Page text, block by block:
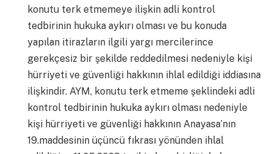
konutu terk etmemeye ilişkin adli kontrol
tedbirinin hukuka aykırı olması ve bu konuda
yapılan itirazların ilgili yargı mercilerince
gerekçesiz bir şekilde reddedilmesi nedeniyle kişi
hürriyeti ve güvenliği hakkının ihlal edildiği iddiasına
ilişkindir. AYM, konutu terk etmeme şeklindeki adli
kontrol tedbirinin hukuka aykırı olması nedeniyle
kişi hürriyeti ve güvenliği hakkının Anayasa’nın
19.maddesinin üçüncü fıkrası yönünden ihlal